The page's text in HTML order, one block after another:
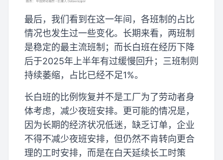
最后，我们看到在这一年间，各班制的占比
情况也发生过一些变化。长期来看，两班制
是稳定的最主流班制；而长白班在经历下降
后于2025年上半年有过缓慢回升；三班制则
持续萎缩，占比已经不足1%。
长白班的比例恢复并不是工厂为了劳动者身
体考虑，减少夜班安排。更可能的情况是，
因为长期的经济状况低迷，缺乏订单，企业
不得不减少夜班安排，但仍然不肯转向更合
理的工时安排，而是在白天延续长工时策